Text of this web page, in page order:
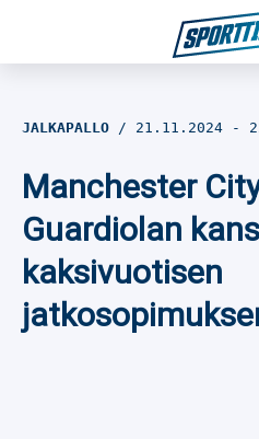
Jalkapallo
Yleisurheilu
Talviurheilu
JALKAPALLO 21.11.2024 -
Manchester
Guardiolan
kaksivuotisen